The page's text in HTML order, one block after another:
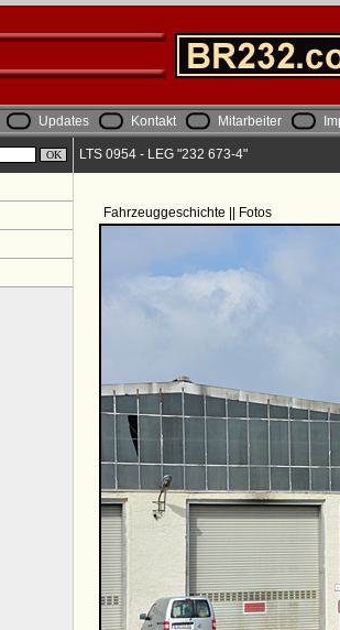
Updates Kontakt Mitarbeiter
LTS 0954 - LEG "232 673-4"
Fahrzeuggeschichte || Fotos